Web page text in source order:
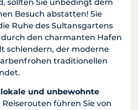
sollten Sie unbedingt dem
Besuch abstatten! Sie
Ruhe des Sultansgartens
den charmanten Hafen
schlendern, der moderne
traditionellen
lokale und unbewohnte
Reiserouten führen Sie von